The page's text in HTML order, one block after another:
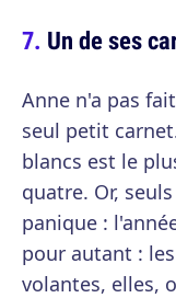
Un de ses
Anne n'a pas
seul petit
blancs est le
quatre. Or,
panique :
pour autant :
volantes, elles,